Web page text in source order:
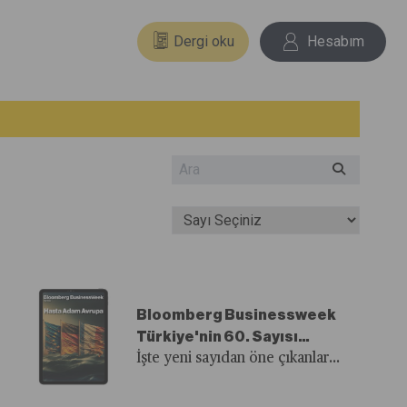
Dergi oku Hesabım
Bloomberg Businessweek
Türkiye'nin 60. Sayısı
Yayında!
İşte yeni sayıdan öne çıkanlar...